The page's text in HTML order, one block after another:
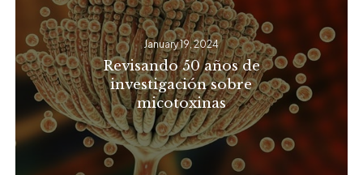
investigación
sobre
micotoxinas
January 19, 2024
Revisando 50 años de
investigación sobre
micotoxinas